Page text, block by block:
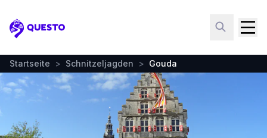
Questo
Startseite > Schnitzeljagden > Gouda